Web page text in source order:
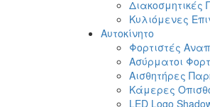
Διακοσμητικές
Κυλιόμενες
Αυτοκίνητο
Φορτιστές
Ασύρματοι
Αισθητήρες
Κάμερες
LED Logo